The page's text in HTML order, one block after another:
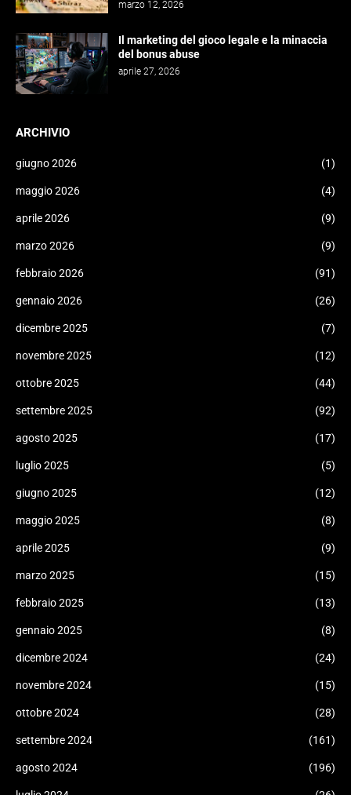
marzo 12, 2026
Il marketing del gioco legale e la minaccia
del bonus abuse
aprile 27, 2026
ARCHIVIO
giugno 2026 (1)
maggio 2026 (4)
aprile 2026 (9)
marzo 2026 (9)
febbraio 2026 (91)
gennaio 2026 (26)
dicembre 2025 (7)
novembre 2025 (12)
ottobre 2025 (44)
settembre 2025 (92)
agosto 2025 (17)
luglio 2025 (5)
giugno 2025 (12)
maggio 2025 (8)
aprile 2025 (9)
marzo 2025 (15)
febbraio 2025 (13)
gennaio 2025 (8)
dicembre 2024 (24)
novembre 2024 (15)
ottobre 2024 (28)
settembre 2024 (161)
agosto 2024 (196)